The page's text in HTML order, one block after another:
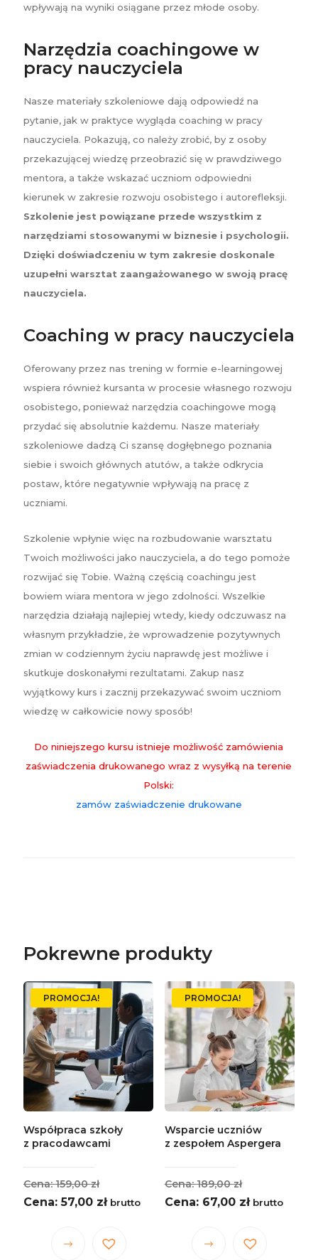
wpływają na wyniki osiągane przez młode osoby.
Narzędzia coachingowe w
pracy nauczyciela
Nasze materiały szkoleniowe dają odpowiedź na
pytanie, jak w praktyce wygląda coaching w pracy
nauczyciela. Pokazują, co należy zrobić, by z osoby
przekazującej wiedzę przeobrazić się w prawdziwego
mentora, a także wskazać uczniom odpowiedni
kierunek w zakresie rozwoju osobistego i autorefleksji.
Szkolenie jest powiązane przede wszystkim z
narzędziami stosowanymi w biznesie i psychologii.
Dzięki doświadczeniu w tym zakresie doskonale
uzupełni warsztat zaangażowanego w swoją pracę
nauczyciela.
Coaching w pracy nauczyciela
Oferowany przez nas trening w formie e-learningowej
wspiera również kursanta w procesie własnego rozwoju
osobistego, ponieważ narzędzia coachingowe mogą
przydać się absolutnie każdemu. Nasze materiały
szkoleniowe dadzą Ci szansę dogłębnego poznania
siebie i swoich głównych atutów, a także odkrycia
postaw, które negatywnie wpływają na pracę z
uczniami.
Szkolenie wpłynie więc na rozbudowanie warsztatu
Twoich możliwości jako nauczyciela, a do tego pomoże
rozwijać się Tobie. Ważną częścią coachingu jest
bowiem wiara mentora w jego zdolności. Wszelkie
narzędzia działają najlepiej wtedy, kiedy odczuwasz na
własnym przykładzie, że wprowadzenie pozytywnych
zmian w codziennym życiu naprawdę jest możliwe i
skutkuje doskonałymi rezultatami. Zakup nasz
wyjątkowy kurs i zacznij przekazywać swoim uczniom
wiedzę w całkowicie nowy sposób!
Do niniejszego kursu istnieje możliwość zamówienia
zaświadczenia drukowanego wraz z wysyłką na terenie
Polski:
zamów zaświadczenie drukowane
Pokrewne produkty
PROMOCJA!
Współpraca szkoły
z pracodawcami
159,00złPierwotna
cena
159,00 zł.
57,00 złAktualna
wynosi:
brutto
Ten
PROMOCJA!
Wsparcie uczniów
z zespołem Aspergera
189,00złPierwotna
cena
189,00 zł.
67,00 złAktualna
wynosi:
brutto
Ten